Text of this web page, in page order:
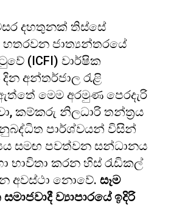
දහතුනක් තිස්සේ
ජාත්‍යන්තරයේ
(ICFI) වාර්ෂික
අන්තර්ජාල රැළි
මෙම අරමුණ පෙරදැරි
කම්කරු නිලධාරි තන්ත්‍රය
පාර්ශ්වයන් විසින්
සමඟ පවත්වන සන්ධානය
භාවිතා කරන හිස් රැඩිකල්
අවස්ථා නොවේ.සෑම
ව්‍යාපාරයේ ඉදිරි